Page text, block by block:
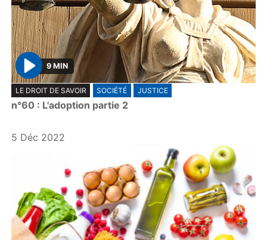
P
l
a
9 MIN
LE DROIT DE SAVOIR SOCIÉTÉ JUSTICE
n°60 : L'adoption partie 2
5 Déc 2022